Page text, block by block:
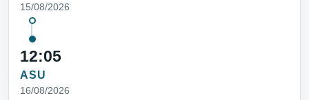
15/08/2026
12:05
ASU
16/08/2026